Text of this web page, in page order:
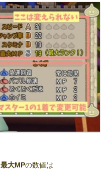
最大MPの数値は